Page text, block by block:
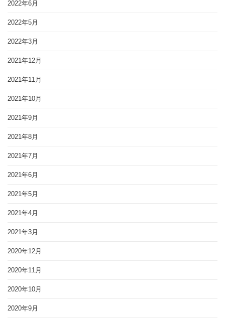
2022年6月
2022年5月
2022年3月
2021年12月
2021年11月
2021年10月
2021年9月
2021年8月
2021年7月
2021年6月
2021年5月
2021年4月
2021年3月
2020年12月
2020年11月
2020年10月
2020年9月